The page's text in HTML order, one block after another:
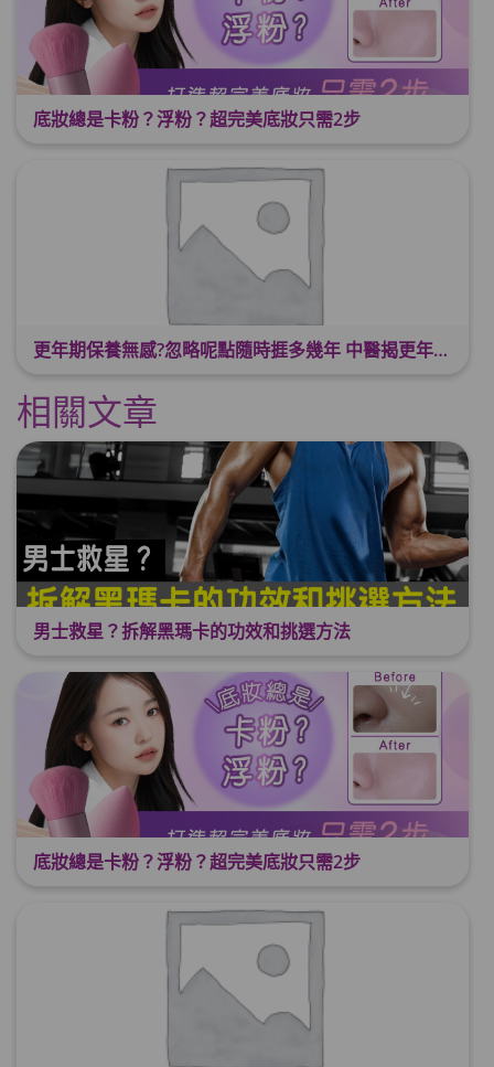
底妝總是卡粉？浮粉？超完美底妝只需2步
更年期保養無感?忽略呢點隨時捱多幾年 中醫揭更年保養關鍵 輕鬆舒適渡過更年期
相關文章
男士救星？拆解黑瑪卡的功效和挑選方法
底妝總是卡粉？浮粉？超完美底妝只需2步